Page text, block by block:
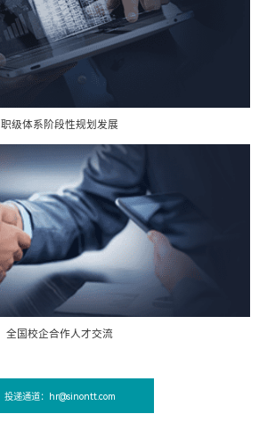
职级体系阶段性规划发展
全国校企合作人才交流
投递通道：hr@sinontt.com